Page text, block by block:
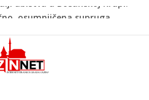
preselila Bešić (rođ. Blažević)
preselio ŠUPUK (Refik) ŠEFIK
države su zasad za, a koje
na izborima: Srbija i